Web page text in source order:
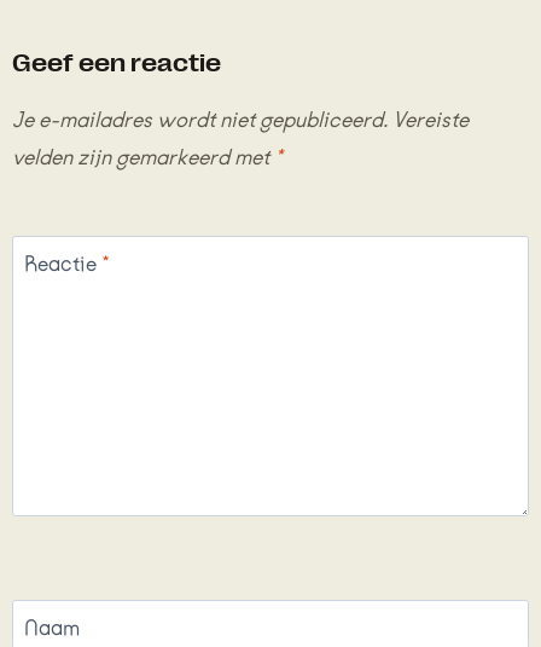
Geef een reactie
Je e-mailadres wordt niet gepubliceerd. Vereiste
velden zijn gemarkeerd met *
Reactie *
Naam